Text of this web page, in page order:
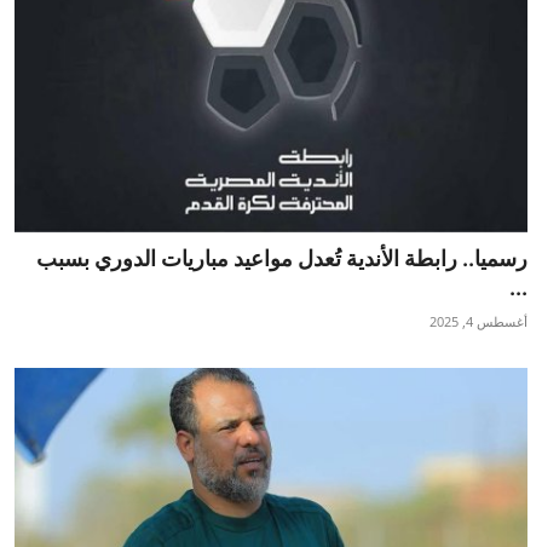
رسميا.. رابطة الأندية تُعدل مواعيد مباريات الدوري بسبب
...
أغسطس 4, 2025